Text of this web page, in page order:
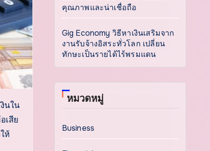
เสีย
ห้
คุณภาพและน่าเชื่อถือ
Gig Economy วิธีหาเงินเสริมจาก
งานรับจ้างอิสระทั่วโลก เปลี่ยน
ทักษะเป็นรายได้ไร้พรมแดน
หมวดหมู่
Business